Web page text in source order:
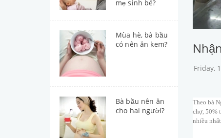
mẹ sinh bé?
Mùa hè, bà bầu
có nên ăn kem?
Bà bầu nên ăn
cho hai người?
Friday,
Theo bà
chợ, 50%
nhiều